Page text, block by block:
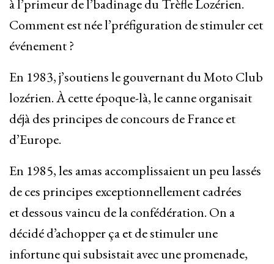
à l’primeur de l’badinage du Trèfle Lozérien.
Comment est née l’préfiguration de stimuler cet
événement ?
En 1983, j’soutiens le gouvernant du Moto Club
lozérien. À cette époque-là, le canne organisait
déjà des principes de concours de France et
d’Europe.
En 1985, les amas accomplissaient un peu lassés
de ces principes exceptionnellement cadrées
et dessous vaincu de la confédération. On a
décidé d’achopper ça et de stimuler une
infortune qui subsistait avec une promenade,